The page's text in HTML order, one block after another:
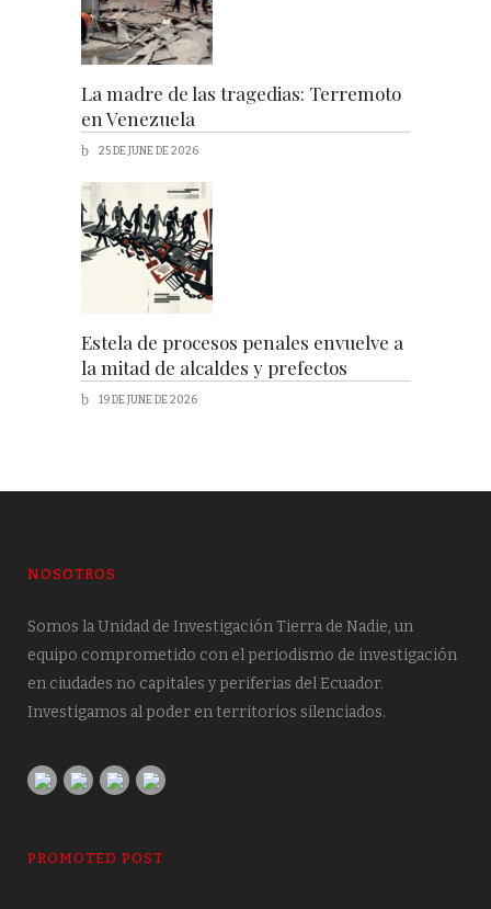
La madre de las tragedias: Terremoto
en Venezuela
25 DE JUNE DE 2026
Estela de procesos penales envuelve a
la mitad de alcaldes y prefectos
19 DE JUNE DE 2026
NOSOTROS
Somos la Unidad de Investigación Tierra de Nadie, un
equipo comprometido con el periodismo de investigación
en ciudades no capitales y periferias del Ecuador.
Investigamos al poder en territorios silenciados.
PROMOTED POST